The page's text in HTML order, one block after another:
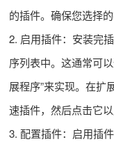
的插件。确保您选择
2. 启用插件：安装完
序列表中。这通常可
展程序”来实现。在扩
速插件，然后点击它以
3. 配置插件：启用插